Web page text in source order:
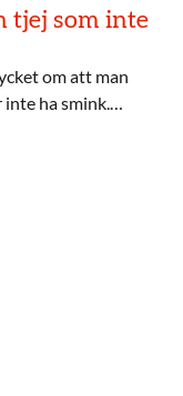
tjej som inte
om att man
inte ha smink.